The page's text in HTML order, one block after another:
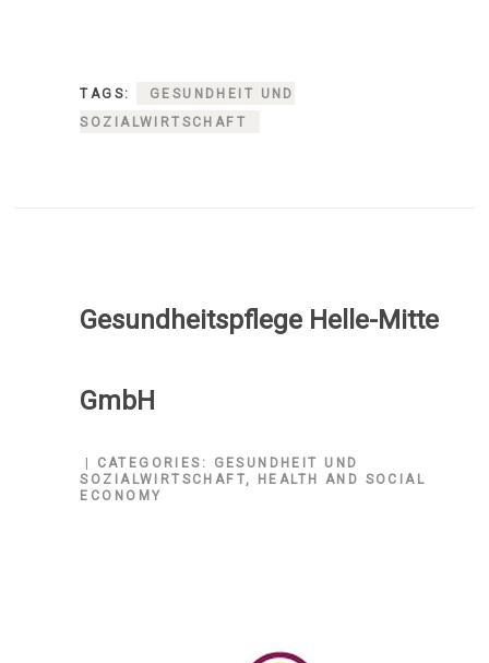
TAGS:
GESUNDHEIT UND
SOZIALWIRTSCHAFT
Gesundheitspflege Helle-Mitte
GmbH
CATEGORIES:
GESUNDHEIT UND
SOZIALWIRTSCHAFT, HEALTH AND SOCIAL
ECONOMY